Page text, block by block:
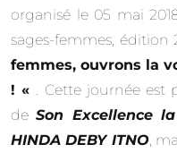
organisé le 05 mai
sages-femmes, édition
femmes, ouvrons la
! « . Cette journée est
deSon Excellence
HINDA DEBY ITNO,